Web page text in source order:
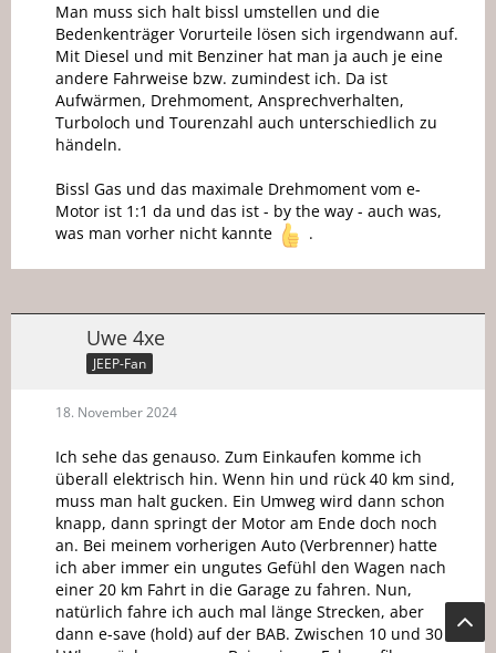
Man muss sich halt bissl umstellen und die
Bedenkenträger Vorurteile lösen sich irgendwann auf.
Mit Diesel und mit Benziner hat man ja auch je eine
andere Fahrweise bzw. zumindest ich. Da ist
Aufwärmen, Drehmoment, Ansprechverhalten,
Turboloch und Tourenzahl auch unterschiedlich zu
händeln.
Bissl Gas und das maximale Drehmoment vom e-
Motor ist 1:1 da und das ist - by the way - auch was,
was man vorher nicht kannte
.
Uwe 4xe
JEEP-Fan
18. November 2024
Ich sehe das genauso. Zum Einkaufen komme ich
überall elektrisch hin. Wenn hin und rück 40 km sind,
muss man halt gucken. Ein Umweg wird dann schon
knapp, dann springt der Motor am Ende doch noch
an. Bei meinem vorherigen Auto (Verbrenner) hatte
ich aber immer ein ungutes Gefühl den Wagen nach
einer 20 km Fahrt in die Garage zu fahren. Nun,
natürlich fahre ich auch mal länge Strecken, aber
dann e-save (hold) auf der BAB. Zwischen 10 und 30